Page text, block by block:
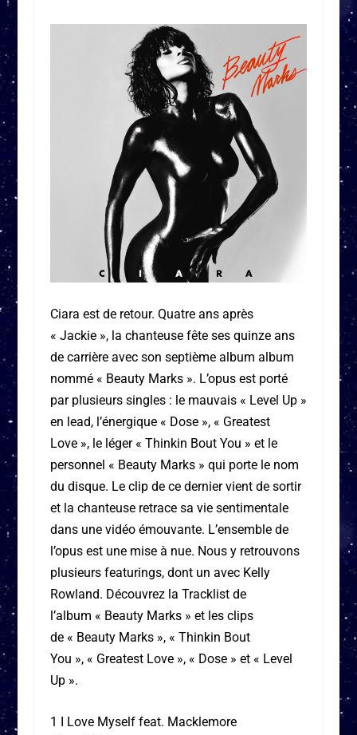
Ciara est de retour. Quatre ans après
« Jackie », la chanteuse fête ses quinze ans
de carrière avec son septième album album
nommé « Beauty Marks ». L’opus est porté
par plusieurs singles : le mauvais « Level Up »
en lead, l’énergique « Dose », « Greatest
Love », le léger « Thinkin Bout You » et le
personnel « Beauty Marks » qui porte le nom
du disque. Le clip de ce dernier vient de sortir
et la chanteuse retrace sa vie sentimentale
dans une vidéo émouvante. L’ensemble de
l’opus est une mise à nue. Nous y retrouvons
plusieurs featurings, dont un avec Kelly
Rowland. Découvrez la Tracklist de
l’album « Beauty Marks » et les clips
de « Beauty Marks », « Thinkin Bout
You », « Greatest Love », « Dose » et « Level
Up ».
1 I Love Myself feat. Macklemore